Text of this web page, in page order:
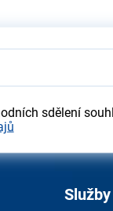
sdělení
Služby